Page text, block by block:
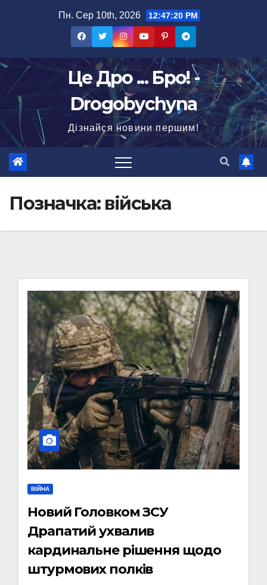
Пн. Сер 10th, 2026 12:47:22 PM
Це Дро ... Бро! -
Drogobychyna
Дізнайся новини першим!
Позначка: війська
ВІЙНА
Новий Головком ЗСУ
Драпатий ухвалив
кардинальне рішення щодо
штурмових полків